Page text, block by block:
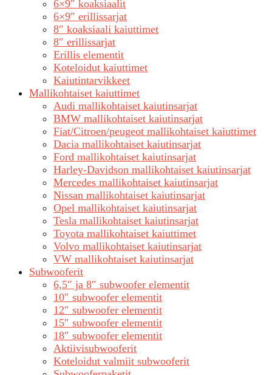
6×9″ koaksiaalit
6×9″ erillissarjat
8″ koaksiaali kaiuttimet
8″ erillissarjat
Erillis elementit
Koteloidut kaiuttimet
Kaiutintarvikkeet
Mallikohtaiset kaiuttimet
Audi mallikohtaiset kaiutinsarjat
BMW mallikohtaiset kaiutinsarjat
Fiat/Citroen/peugeot mallikohtaiset kaiuttimet
Dacia mallikohtaiset kaiutinsarjat
Ford mallikohtaiset kaiutinsarjat
Harley-Davidson mallikohtaiset kaiutinsarjat
Mercedes mallikohtaiset kaiutinsarjat
Nissan mallikohtaiset kaiutinsarjat
Opel mallikohtaiset kaiutinsarjat
Tesla mallikohtaiset kaiutinsarjat
Toyota mallikohtaiset kaiuttimet
Volvo mallikohtaiset kaiutinsarjat
VW mallikohtaiset kaiutinsarjat
Subwooferit
6,5″ ja 8″ subwoofer elementit
10″ subwoofer elementit
12″ subwoofer elementit
15″ subwoofer elementit
18″ subwoofer elementit
Aktiivisubwooferit
Koteloidut valmiit subwooferit